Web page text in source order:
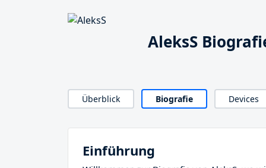
AleksS
Überblick Biografie Devices
Einführung